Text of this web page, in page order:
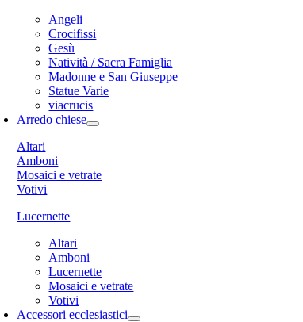
Angeli
Crocifissi
Gesù
Natività / Sacra Famiglia
Madonne e San Giuseppe
Statue Varie
viacrucis
Arredo chiese
Altari
Amboni
Mosaici e vetrate
Votivi
Lucernette
Altari
Amboni
Lucernette
Mosaici e vetrate
Votivi
Accessori ecclesiastici